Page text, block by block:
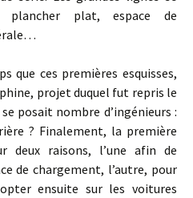
plancher plat, espace de
premières esquisses,
projet duquel fut repris le
posait nombre d’ingénieurs :
? Finalement, la première
deux raisons, l’une afin de
de chargement, l’autre, pour
ensuite sur les voitures